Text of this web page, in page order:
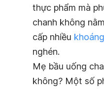
thực phẩm mà
chanh không
cấp nhiều
nghén.
Mẹ bầu uống
không? Một số